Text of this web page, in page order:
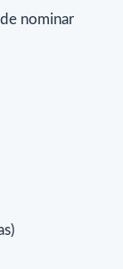
nominar